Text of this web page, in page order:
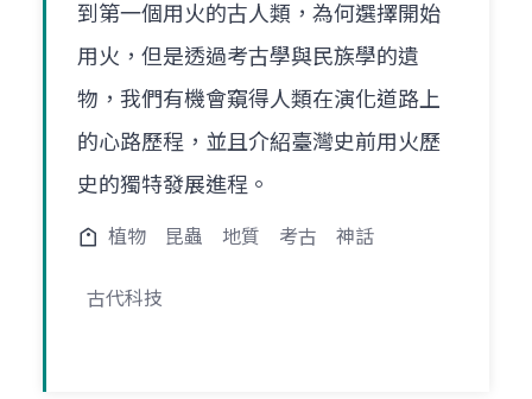
到第一個用火的古人類，為何選擇開始
用火，但是透過考古學與民族學的遺
物，我們有機會窺得人類在演化道路上
的心路歷程，並且介紹臺灣史前用火歷
史的獨特發展進程。
植物 昆蟲 地質 考古 神話
古代科技